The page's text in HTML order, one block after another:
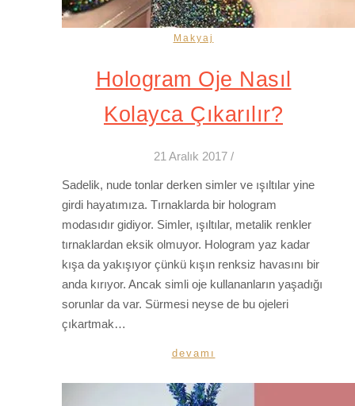
Makyaj
Hologram Oje Nasıl
Kolayca Çıkarılır?
21 Aralık 2017 /
Sadelik, nude tonlar derken simler ve ışıltılar yine
girdi hayatımıza. Tırnaklarda bir hologram
modasıdır gidiyor. Simler, ışıltılar, metalik renkler
tırnaklardan eksik olmuyor. Hologram yaz kadar
kışa da yakışıyor çünkü kışın renksiz havasını bir
anda kırıyor. Ancak simli oje kullananların yaşadığı
sorunlar da var. Sürmesi neyse de bu ojeleri
çıkartmak…
devamı